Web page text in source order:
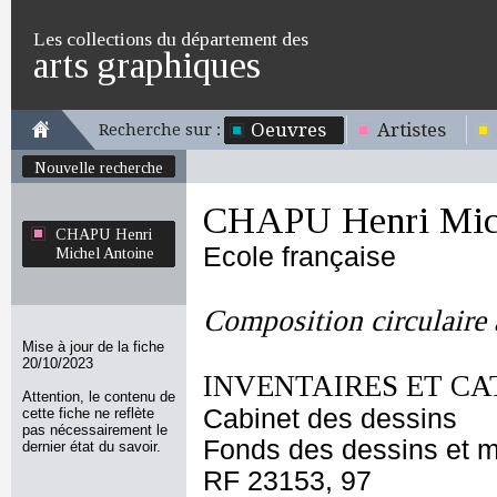
Les collections du département des
arts graphiques
Recherche sur : Oeuvres Artistes
Nouvelle recherche
CHAPU Henri
Michel Antoine
Mise à jour de la fiche
20/10/2023
Attention, le contenu de
cette fiche ne reflète
pas nécessairement le
dernier état du savoir.
CHAPU Henri
Ecole française
Composition circulaire
INVENTAIRES ET
Cabinet des dessins
Fonds des dessins et
RF 23153, 97